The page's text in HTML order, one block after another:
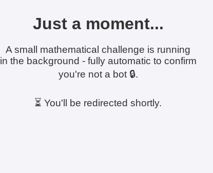
Just a moment...
A small mathematical challenge is running
in the background - fully automatic to confirm
you're not a bot 🔒.
⏳ You'll be redirected shortly.